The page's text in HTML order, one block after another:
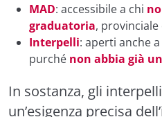
MAD: accessibile a chi
graduatoria,
Interpelli: aperti anche
purché non abbia già
In sostanza, gli
un’esigenza precisa